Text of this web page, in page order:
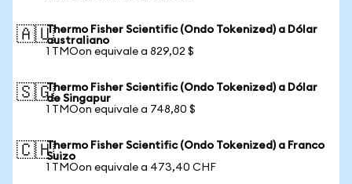
🇦🇺Thermo Fisher Scientific (Ondo Tokenized) a Dólar
australiano
1 TMOon equivale a 829,02 $
🇸🇬Thermo Fisher Scientific (Ondo Tokenized) a Dólar
de Singapur
1 TMOon equivale a 748,80 $
🇨🇭Thermo Fisher Scientific (Ondo Tokenized) a Franco
Suizo
1 TMOon equivale a 473,40 CHF